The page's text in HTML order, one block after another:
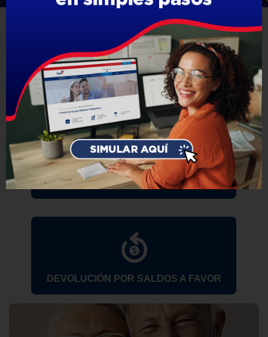
REVISA ESTADO DE TU LICENCIA
MÉDICA
SIMULA TU CRÉDITO SOCIAL
DEVOLUCIÓN POR SALDOS A FAVOR